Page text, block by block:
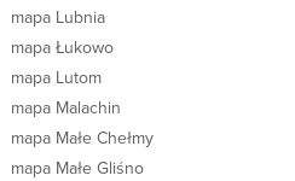
mapa Lubnia
mapa Łukowo
mapa Lutom
mapa Malachin
mapa Małe Chełmy
mapa Małe Gliśno